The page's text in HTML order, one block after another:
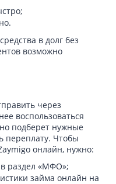
в долг без
возможно
через
воспользоваться
подберет нужные
переплату. Чтобы
онлайн, нужно:
раздел «МФО»;
займа онлайн на